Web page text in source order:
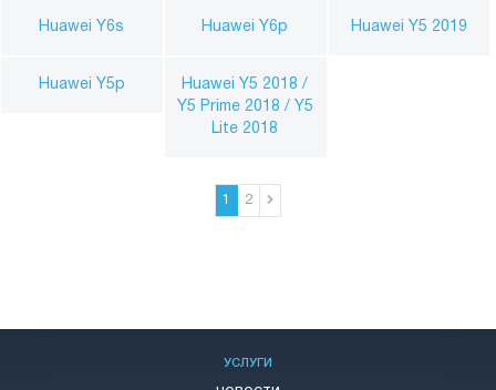
Huawei Y6s Huawei Y6p Huawei Y5 2019
Huawei Y5p
Huawei Y5 2018 /
Y5 Prime 2018 / Y5
Lite 2018
1 2
УСЛУГИ